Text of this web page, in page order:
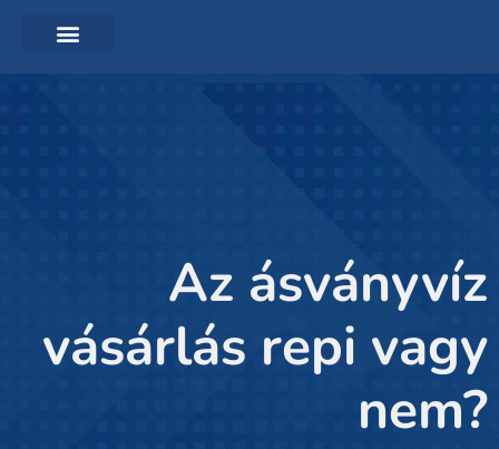
Az ásványvíz
vásárlás repi vagy
nem?